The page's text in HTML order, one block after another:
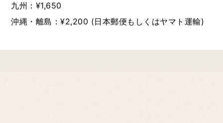
九州：¥1,650
沖縄・離島：¥2,200 (日本郵便もしくはヤマト運輸)